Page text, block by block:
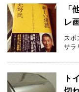
「
レ
スポ
サラ
ト